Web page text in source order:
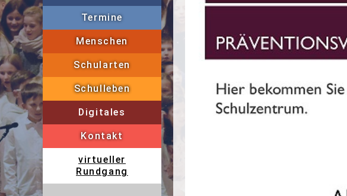
Termine
Menschen Sekretariat Schulleitung Lehrer
Schularten Grundschulförderklasse
Schulleben "Fit in 5-7" Beratungslehrer
Digitales für Eltern für Schüler Moodle
Kontakt
virtueller
Rundgang
Schularten